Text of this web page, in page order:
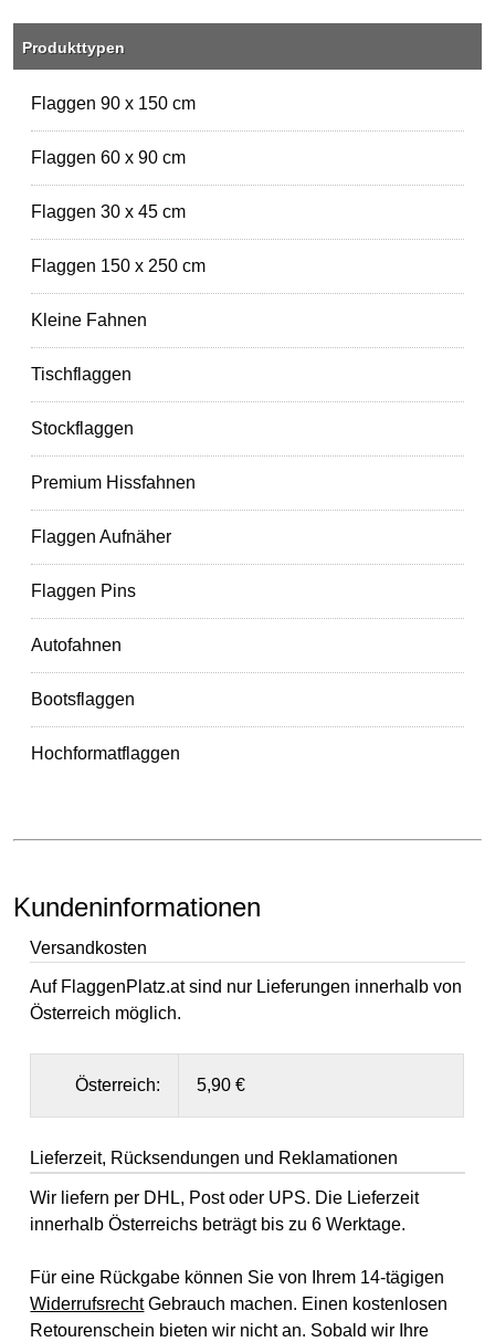
Produkttypen
Flaggen 90 x 150 cm
Flaggen 60 x 90 cm
Flaggen 30 x 45 cm
Flaggen 150 x 250 cm
Kleine Fahnen
Tischflaggen
Stockflaggen
Premium Hissfahnen
Flaggen Aufnäher
Flaggen Pins
Autofahnen
Bootsflaggen
Hochformatflaggen
Kundeninformationen
Versandkosten
Auf FlaggenPlatz.at sind nur Lieferungen innerhalb von
Österreich möglich.
Österreich: 5,90 €
Lieferzeit, Rücksendungen und Reklamationen
Wir liefern per DHL, Post oder UPS. Die Lieferzeit
innerhalb Österreichs beträgt bis zu 6 Werktage.
Für eine Rückgabe können Sie von Ihrem 14-tägigen
WiderrufsrechtGebrauch machen. Einen kostenlosen
Retourenschein bieten wir nicht an. Sobald wir Ihre